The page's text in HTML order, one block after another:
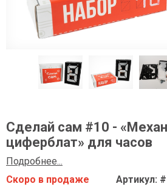
Сделай сам #10 -
циферблат» для часов
Подробнее...
Скоро в продаже
Артикул: